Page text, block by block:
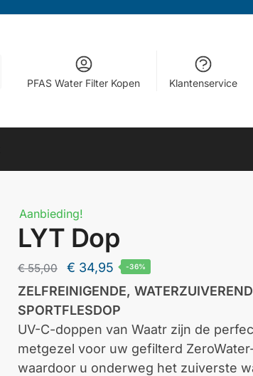
PFAS Water Filter Kopen Klantenservice
Aanbieding!
LYT Dop
€55,00 € 34,95 -36%
ZELFREINIGENDE,
SPORTFLESDOP
UV-C-doppen van Waatr zijn de
metgezel voor uw gefilterd
waardoor u onderweg het zuiverste